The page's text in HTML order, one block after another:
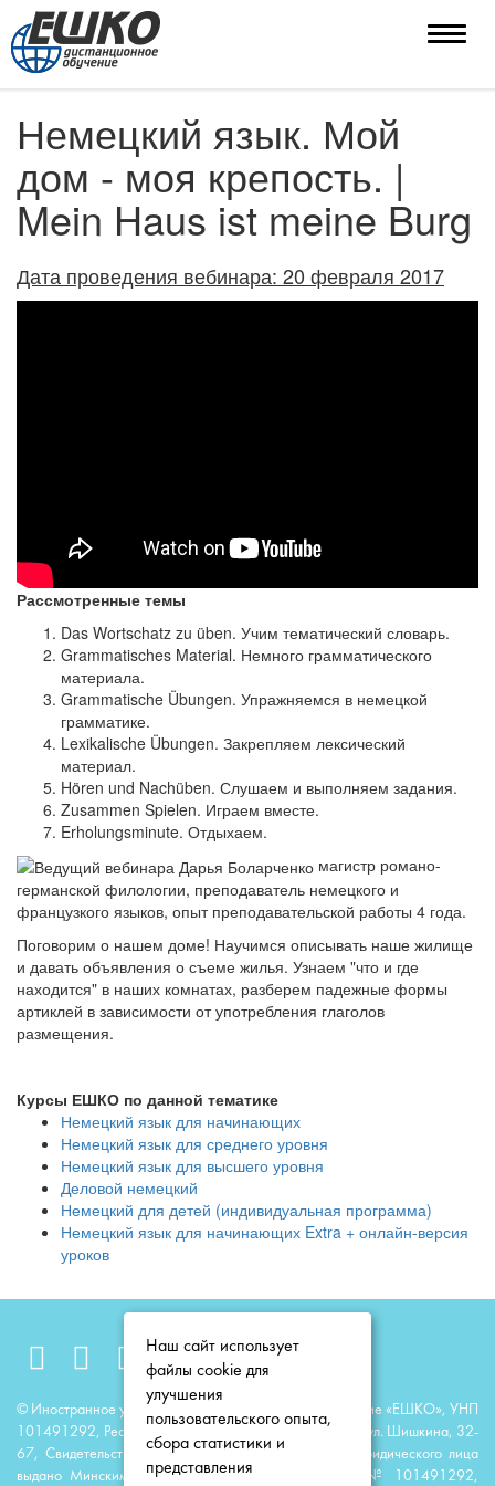
Toggle
Немецкий язык. Мой
дом - моя крепость. |
Mein Haus ist meine Burg
Дата проведения вебинара: 20 февраля 2017
Рассмотренные темы
Das Wortschatz zu üben. Учим тематический словарь.
Grammatisches Material. Немного грамматического
материала.
Grammatische Übungen. Упражняемся в немецкой
грамматике.
Lexikalische Übungen. Закрепляем лексический
материал.
Hören und Nachüben. Слушаем и выполняем задания.
Zusammen Spielen. Играем вместе.
Erholungsminute. Отдыхаем.
магистр романо-
германской филологии, преподаватель немецкого и
французкого языков, опыт преподавательской работы 4 года.
Поговорим о нашем доме! Научимся описывать наше жилище
и давать объявления о съеме жилья. Узнаем "что и где
находится" в наших комнатах, разберем падежные формы
артиклей в зависимости от употребления глаголов
размещения.
Курсы ЕШКО по данной тематике
Немецкий язык для начинающих
Немецкий язык для среднего уровня
Немецкий язык для высшего уровня
Деловой немецкий
Немецкий для детей (индивидуальная программа)
Немецкий язык для начинающих Extra + онлайн-версия
уроков
© Иностранное унитарное образовательное предприятие «ЕШКО», УНП
101491292, Республика Беларусь, 220118, г. Минск, ул. Шишкина, 32-
67, Свидетельство о государственной регистрации юридического лица
выдано Минским горисполкомом 23 июня 2014 г. № 101491292,
Наш сайт использует
файлы cookie для
улучшения
пользовательского опыта,
сбора статистики и
представления